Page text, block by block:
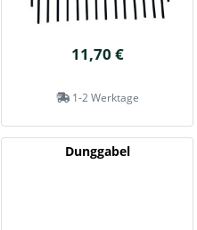
11,70 €
1-2 Werktage
Dunggabel